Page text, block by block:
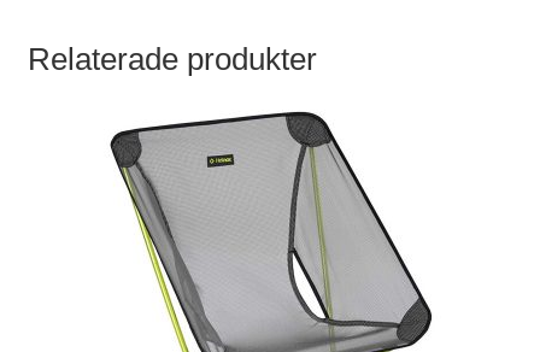
Relaterade produkter